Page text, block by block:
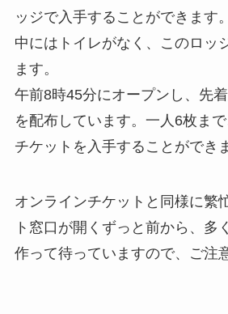
ッジで入手することができます
中にはトイレがなく、このロッ
ます。
午前8時45分にオープンし、先
を配布しています。一人6枚ま
チケットを入手することができ
オンラインチケットと同様に繁
ト窓口が開くずっと前から、多
作って待っていますので、ご注